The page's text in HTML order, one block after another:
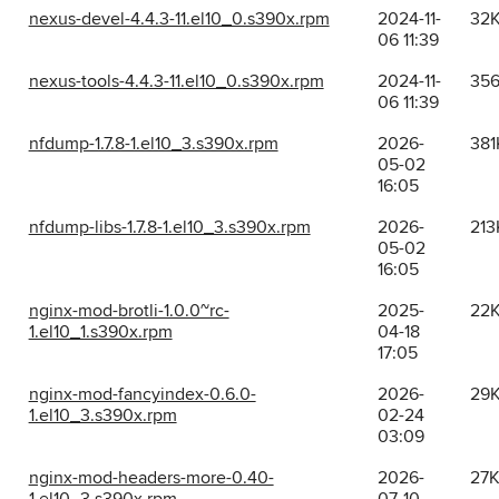
nexus-devel-4.4.3-11.el10_0.s390x.rpm
2024-11-
06 11:39
nexus-tools-4.4.3-11.el10_0.s390x.rpm
2024-11-
06 11:39
nfdump-1.7.8-1.el10_3.s390x.rpm
2026-
05-02
16:05
nfdump-libs-1.7.8-1.el10_3.s390x.rpm
2026-
05-02
16:05
nginx-mod-brotli-1.0.0~rc-
1.el10_1.s390x.rpm
2025-
04-18
17:05
nginx-mod-fancyindex-0.6.0-
1.el10_3.s390x.rpm
2026-
02-24
03:09
nginx-mod-headers-more-0.40-
2026-
27K